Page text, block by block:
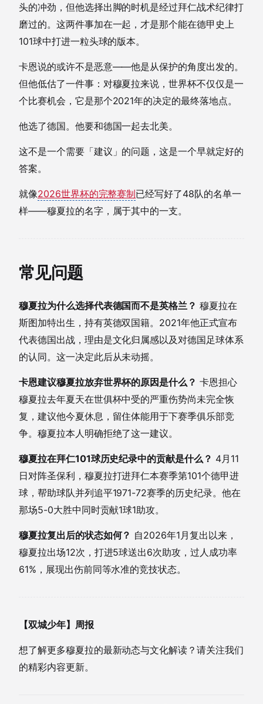
头的冲劲，但他选择出脚的时机是经过拜仁战术纪律打
磨过的。这两件事加在一起，才是那个能在德甲史上
101球中打进一粒头球的版本。
卡恩说的或许不是恶意——他是从保护的角度出发的。
但他低估了一件事：对穆夏拉来说，世界杯不仅仅是一
个比赛机会，它是那个2021年的决定的最终落地点。
他选了德国。他要和德国一起去北美。
这不是一个需要「建议」的问题，这是一个早就定好的
答案。
就像2026世界杯的完整赛制已经写好了48队的名单一
样——穆夏拉的名字，属于其中的一支。
常见问题
穆夏拉为什么选择代表德国而不是英格兰？ 穆夏拉在
斯图加特出生，持有英德双国籍。2021年他正式宣布
代表德国出战，理由是文化归属感以及对德国足球体系
的认同。这一决定此后从未动摇。
卡恩建议穆夏拉放弃世界杯的原因是什么？ 卡恩担心
穆夏拉去年夏天在世俱杯中受的严重伤势尚未完全恢
复，建议他今夏休息，留住体能用于下赛季俱乐部竞
争。穆夏拉本人明确拒绝了这一建议。
穆夏拉在拜仁101球历史纪录中的贡献是什么？ 4月11
日对阵圣保利，穆夏拉打进拜仁本赛季第101个德甲进
球，帮助球队并列追平1971-72赛季的历史纪录。他在
那场5-0大胜中同时贡献1球1助攻。
穆夏拉复出后的状态如何？ 自2026年1月复出以来，
穆夏拉出场12次，打进5球送出6次助攻，过人成功率
61%，展现出伤前同等水准的竞技状态。
【双城少年】周报
想了解更多穆夏拉的最新动态与文化解读？请关注我们
的精彩内容更新。